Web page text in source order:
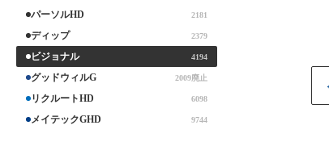
パーソルHD 2181
ディップ 2379
ビジョナル 4194
グッドウィルG 2009廃止
リクルートHD 6098
メイテックGHD 9744